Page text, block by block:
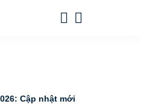
Cập nhật mới